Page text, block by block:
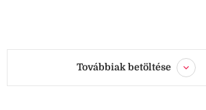
Továbbiak betöltése